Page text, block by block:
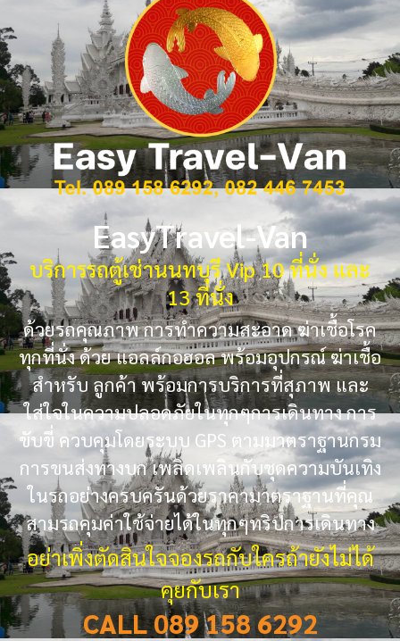
EasyTravel-Van
บริการรถตู้เช่านนทบุรี Vip 10 ที่นั่ง และ
13 ที่นั่ง
ด้วยรถคุณภาพ การทำความสะอาด ฆ่าเชื้อโรค
ทุกที่นั่ง ด้วย แอลล์กอฮอล พร้อมอุปกรณ์ ฆ่าเชื้อ
สำหรับ ลูกค้า พร้อมการบริการที่สุภาพ และ
ใส่ใจในความปลอดภัยในทุกๆการเดินทาง การ
ขับขี่ ควบคุมโดยระบบ GPS ตามมาตราฐานกรม
การขนส่งทางบก เพลิดเพลินกับชุดความบันเทิง
ในรถอย่างครบครันด้วยราคามาตราฐานที่คุณ
สามรถคุมค่าใช้จ่ายได้ในทุกๆทริปการเดินทาง
อย่าเพิ่งตัดสินใจจองรถกับใครถ้ายังไม่ได้
คุยกับเรา
CALL 089 158 6292